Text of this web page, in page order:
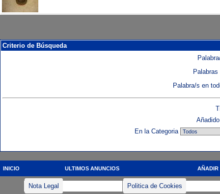
Criterio de Búsqueda
Palabra/s en
En la Categoria
INICIO ULTIMOS ANUNCIOS AÑADIR
Nota Legal Politica de Cookies